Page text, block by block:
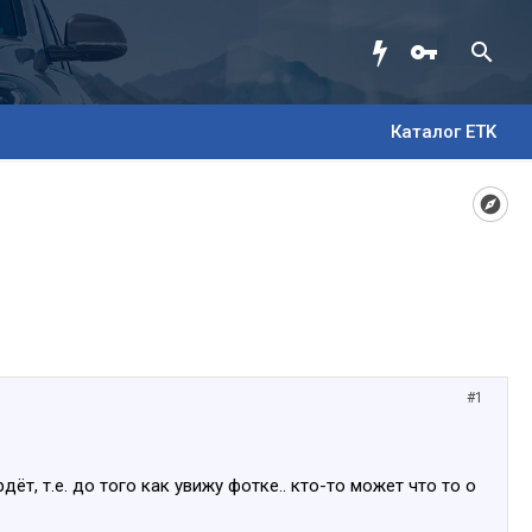
Каталог ETK
#1
т.е. до того как увижу фотке.. кто-то может что то о